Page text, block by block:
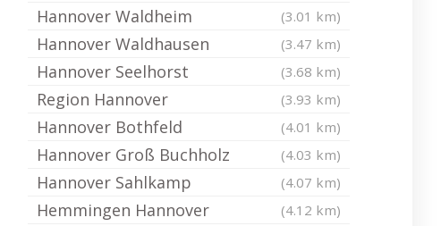
Hannover Waldheim (3.01 km)
Hannover Waldhausen (3.47 km)
Hannover Seelhorst (3.68 km)
Region Hannover (3.93 km)
Hannover Bothfeld (4.01 km)
Hannover Groß Buchholz (4.03 km)
Hannover Sahlkamp (4.07 km)
Hemmingen Hannover (4.12 km)